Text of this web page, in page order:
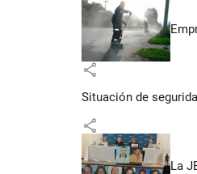
share
Situación de
share
La